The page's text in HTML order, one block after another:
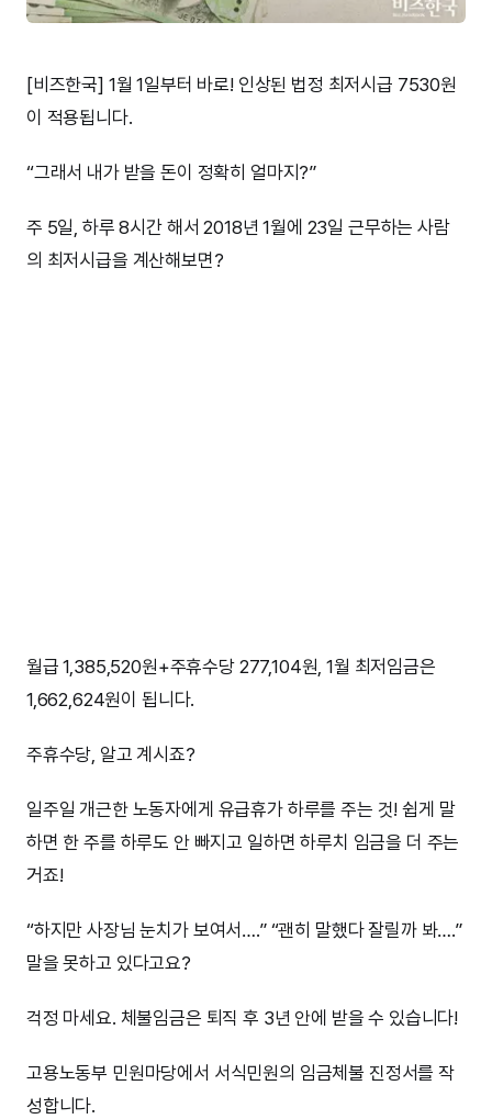
[비즈한국] 1월 1일부터 바로! 인상된 법정 최저시급 7530원
이 적용됩니다.
“그래서 내가 받을 돈이 정확히 얼마지?”
주 5일, 하루 8시간 해서 2018년 1월에 23일 근무하는 사람
의 최저시급을 계산해보면?
월급 1,385,520원+주휴수당 277,104원, 1월 최저임금은
1,662,624원이 됩니다.
주휴수당, 알고 계시죠?
일주일 개근한 노동자에게 유급휴가 하루를 주는 것! 쉽게 말
하면 한 주를 하루도 안 빠지고 일하면 하루치 임금을 더 주는
거죠!
“하지만 사장님 눈치가 보여서….” “괜히 말했다 잘릴까 봐….”
말을 못하고 있다고요?
걱정 마세요. 체불임금은 퇴직 후 3년 안에 받을 수 있습니다!
고용노동부 민원마당에서 서식민원의 임금체불 진정서를 작
성합니다.